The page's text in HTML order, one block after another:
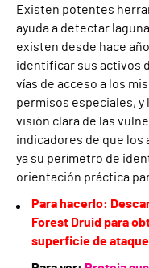
Existen potentes
ayuda a detectar
existen desde hace
identificar sus activos
vías de acceso a los
permisos especiales,
visión clara de las
indicadores de que los
ya su perímetro de
orientación práctica
Para hacerlo:
Forest Druid para
superficie de ataque